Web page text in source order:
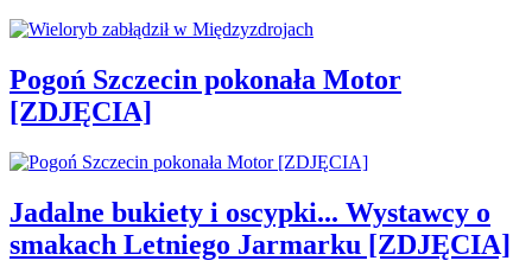
Pogoń Szczecin pokonała Motor
[ZDJĘCIA]
Jadalne bukiety i oscypki... Wystawcy o
smakach Letniego Jarmarku [ZDJĘCIA]